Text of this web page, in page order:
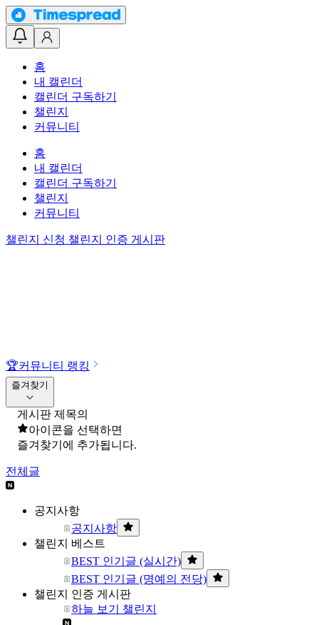
홈
내 캘린더
캘린더 구독하기
챌린지
커뮤니티
홈
내 캘린더
캘린더 구독하기
챌린지
커뮤니티
챌린지 신청 챌린지 인증 게시판
🏆커뮤니티 랭킹
즐겨찾기
게시판 제목의
아이콘을 선택하면
즐겨찾기에 추가됩니다.
전체글
공지사항
공지사항
챌린지 베스트
BEST 인기글 (실시간)
BEST 인기글 (명예의 전당)
챌린지 인증 게시판
하늘 보기 챌린지